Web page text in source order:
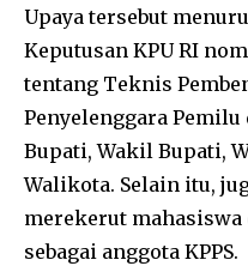
Upaya tersebut
Keputusan KPU RI
tentang Teknis
Penyelenggara
Bupati, Wakil Bupati,
Walikota. Selain itu,
merekerut
sebagai anggota KPPS.